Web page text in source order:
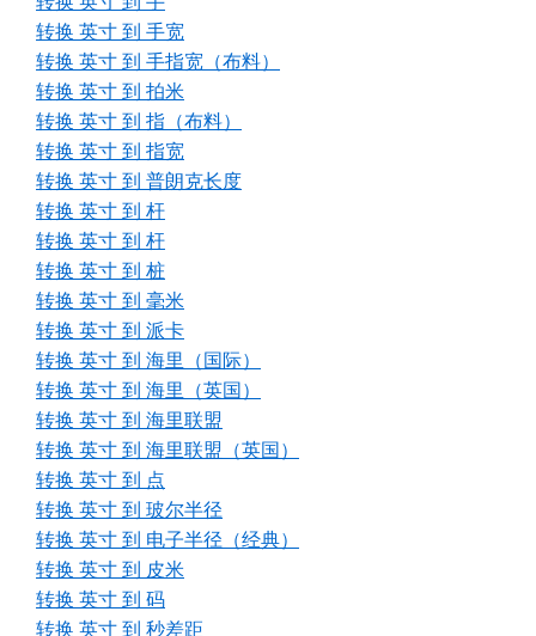
转换 英寸 到 手宽
转换 英寸 到 手指宽（布料）
转换 英寸 到 拍米
转换 英寸 到 指（布料）
转换 英寸 到 指宽
转换 英寸 到 普朗克长度
转换 英寸 到 杆
转换 英寸 到 杆
转换 英寸 到 桩
转换 英寸 到 毫米
转换 英寸 到 派卡
转换 英寸 到 海里（国际）
转换 英寸 到 海里（英国）
转换 英寸 到 海里联盟
转换 英寸 到 海里联盟（英国）
转换 英寸 到 点
转换 英寸 到 玻尔半径
转换 英寸 到 电子半径（经典）
转换 英寸 到 皮米
转换 英寸 到 码
转换 英寸 到 秒差距